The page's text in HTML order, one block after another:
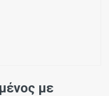
με